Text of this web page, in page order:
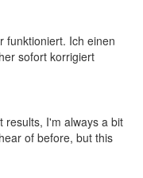
funktioniert. Ich einen
sofort korrigiert
results, I'm always a bit
of before, but this